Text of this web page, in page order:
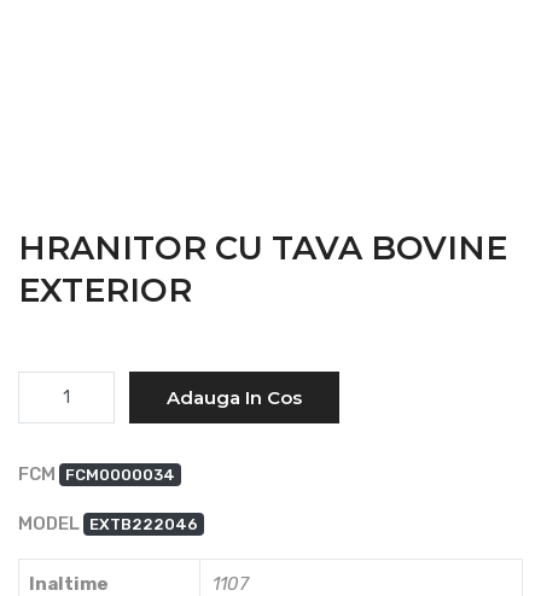
HRANITOR CU TAVA BOVINE
EXTERIOR
Cantitate
Adauga In Cos
FCM FCM0000034
MODEL EXTB222046
Inaltime 1107